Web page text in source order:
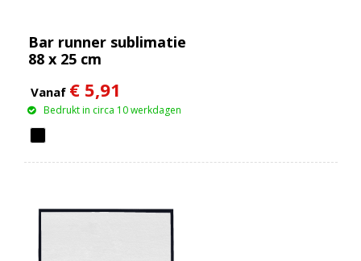
Bar runner sublimatie
88 x 25 cm
Vanaf € 5,91
Bedrukt in circa 10 werkdagen